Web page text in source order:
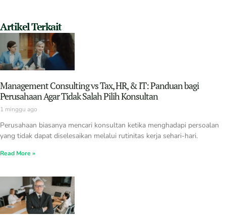
Artikel Terkait
Management Consulting vs Tax, HR, & IT: Panduan bagi
Perusahaan Agar Tidak Salah Pilih Konsultan
1 minggu ago
Perusahaan biasanya mencari konsultan ketika menghadapi persoalan
yang tidak dapat diselesaikan melalui rutinitas kerja sehari-hari.
Read More »